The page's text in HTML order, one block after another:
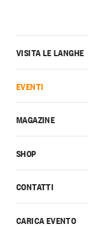
CONTATTI
CARICA EVENTO
VISITA LE LANGHE
EVENTI
MAGAZINE
SHOP